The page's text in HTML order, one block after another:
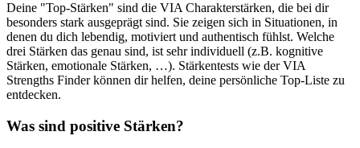
Deine "Top-Stärken" sind die VIA Charakterstärken, die bei dir
besonders stark ausgeprägt sind. Sie zeigen sich in Situationen, in
denen du dich lebendig, motiviert und authentisch fühlst. Welche
drei Stärken das genau sind, ist sehr individuell (z.B. kognitive
Stärken, emotionale Stärken, …). Stärkentests wie der VIA
Strengths Finder können dir helfen, deine persönliche Top-Liste zu
entdecken.
Was sind positive Stärken?